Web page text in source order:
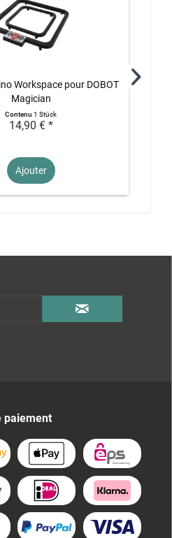
Workspace pour DOBOT
Magician
Contenu1 Stück
14,90 € *
Ajouter
paiement